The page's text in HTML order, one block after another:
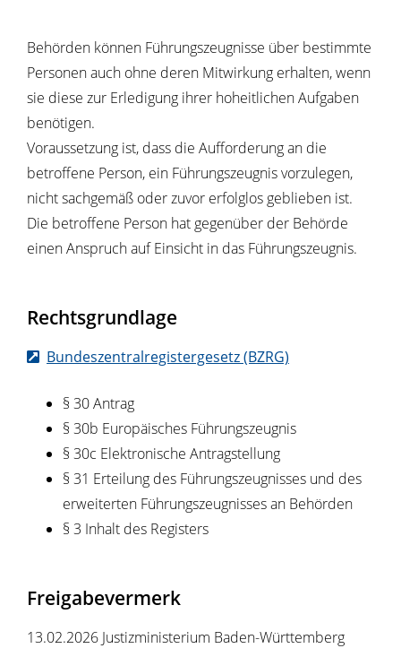
Behörden können Führungszeugnisse über bestimmte
Personen auch ohne deren Mitwirkung erhalten, wenn
sie diese zur Erledigung ihrer hoheitlichen Aufgaben
benötigen.
Voraussetzung ist, dass die Aufforderung an die
betroffene Person, ein Führungszeugnis vorzulegen,
nicht sachgemäß oder zuvor erfolglos geblieben ist.
Die betroffene Person hat gegenüber der Behörde
einen Anspruch auf Einsicht in das Führungszeugnis.
Rechtsgrundlage
Bundeszentralregistergesetz (BZRG)
§ 30 Antrag
§ 30b Europäisches Führungszeugnis
§ 30c Elektronische Antragstellung
§ 31 Erteilung des Führungszeugnisses und des
erweiterten Führungszeugnisses an Behörden
§ 3 Inhalt des Registers
Freigabevermerk
13.02.2026 Justizministerium Baden-Württemberg